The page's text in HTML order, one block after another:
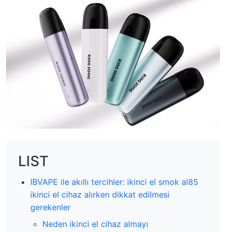
LIST
IBVAPE ile akıllı tercihler: ikinci el smok al85
ikinci el cihaz alırken dikkat edilmesi
gerekenler
Neden ikinci el cihaz almayı